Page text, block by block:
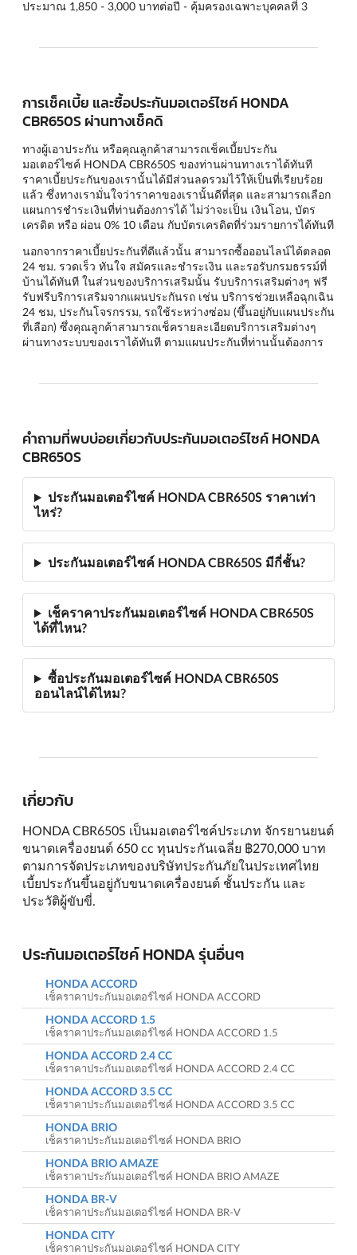
ประมาณ 1,850 - 3,000 บาทต่อปี - คุ้มครองเฉพาะบุคคลที่ 3
การเช็คเบี้ย และซื้อประกันมอเตอร์ไซค์ HONDA
CBR650S ผ่านทางเช็คดิ
ทางผู้เอาประกัน หรือคุณลูกค้าสามารถเช็คเบี้ยประกัน
มอเตอร์ไซค์ HONDA CBR650S ของท่านผ่านทางเราได้ทันที
ราคาเบี้ยประกันของเรานั้นได้มีส่วนลดรวมไว้ให้เป็นที่เรียบร้อย
แล้ว ซึ่งทางเรามั่นใจว่าราคาของเรานั้นดีที่สุด และสามารถเลือก
แผนการชำระเงินที่ท่านต้องการได้ ไม่ว่าจะเป็น เงินโอน, บัตร
เครดิต หรือ ผ่อน 0% 10 เดือน กับบัตรเครดิตที่ร่วมรายการได้ทันที
นอกจากราคาเบี้ยประกันที่ดีแล้วนั้น สามารถซื้อออนไลน์ได้ตลอด
24 ชม. รวดเร็ว ทันใจ สมัครและชำระเงิน และรอรับกรมธรรม์ที่
บ้านได้ทันที ในส่วนของบริการเสริมนั้น รับบริการเสริมต่างๆ ฟรี
รับฟรีบริการเสริมจากแผนประกันรถ เช่น บริการช่วยเหลือฉุกเฉิน
24 ชม, ประกันโจรกรรม, รถใช้ระหว่างซ่อม (ขึ้นอยู่กับแผนประกัน
ที่เลือก) ซึ่งคุณลูกค้าสามารถเช็ครายละเอียดบริการเสริมต่างๆ
ผ่านทางระบบของเราได้ทันที ตามแผนประกันที่ท่านนั้นต้องการ
คำถามที่พบบ่อยเกี่ยวกับประกันมอเตอร์ไซค์ HONDA
CBR650S
ประกันมอเตอร์ไซค์ HONDA CBR650S ราคาเท่า
ไหร่?
ประกันมอเตอร์ไซค์ HONDA CBR650S มีกี่ชั้น?
เช็คราคาประกันมอเตอร์ไซค์ HONDA CBR650S
ได้ที่ไหน?
ซื้อประกันมอเตอร์ไซค์ HONDA CBR650S
ออนไลน์ได้ไหม?
เกี่ยวกับ
HONDA CBR650S เป็นมอเตอร์ไซค์ประเภท จักรยานยนต์
ขนาดเครื่องยนต์ 650 cc ทุนประกันเฉลี่ย ฿270,000 บาท
ตามการจัดประเภทของบริษัทประกันภัยในประเทศไทย
เบี้ยประกันขึ้นอยู่กับขนาดเครื่องยนต์ ชั้นประกัน และ
ประวัติผู้ขับขี่.
ประกันมอเตอร์ไซค์ HONDA รุ่นอื่นๆ
HONDA ACCORD
เช็คราคาประกันมอเตอร์ไซค์ HONDA ACCORD
HONDA ACCORD 1.5
เช็คราคาประกันมอเตอร์ไซค์ HONDA ACCORD 1.5
HONDA ACCORD 2.4 CC
เช็คราคาประกันมอเตอร์ไซค์ HONDA ACCORD 2.4 CC
HONDA ACCORD 3.5 CC
เช็คราคาประกันมอเตอร์ไซค์ HONDA ACCORD 3.5 CC
HONDA BRIO
เช็คราคาประกันมอเตอร์ไซค์ HONDA BRIO
HONDA BRIO AMAZE
เช็คราคาประกันมอเตอร์ไซค์ HONDA BRIO AMAZE
HONDA BR-V
เช็คราคาประกันมอเตอร์ไซค์ HONDA BR-V
HONDA CITY
เช็คราคาประกันมอเตอร์ไซค์ HONDA CITY